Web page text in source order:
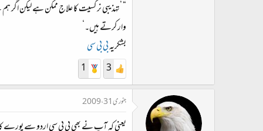
“ ’تہذیبی نرگسیت کا علاج ممکن ہے لیکن اگر
وار کرتے ہیں۔‘
بشکریہبی بی سی
3
1
جنوری 31، 2009
یعنی کہ آپ نے بھی بی بی سی اردو سے پورے کا